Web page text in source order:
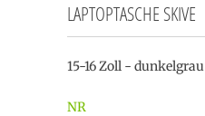
LAPTOPTASCHE SKIVE
15-16 Zoll - dunkelgrau
NR